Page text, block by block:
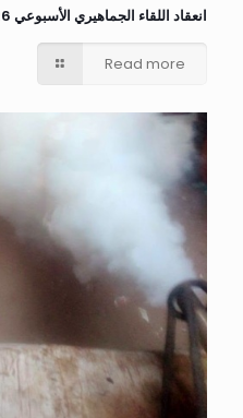
انعقاد اللقاء الجماهيري الأسبوعي 30/7/2026
Read more